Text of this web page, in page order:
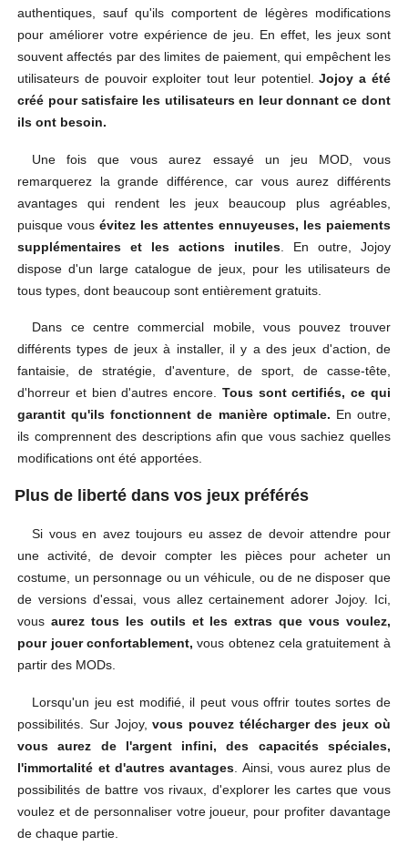
authentiques, sauf qu'ils comportent de légères modifications
pour améliorer votre expérience de jeu. En effet, les jeux sont
souvent affectés par des limites de paiement, qui empêchent les
utilisateurs de pouvoir exploiter tout leur potentiel.Jojoy a été
créé pour satisfaire les utilisateurs en leur donnant ce dont
ils ont besoin.
Une fois que vous aurez essayé un jeu MOD, vous
remarquerez la grande différence, car vous aurez différents
avantages qui rendent les jeux beaucoup plus agréables,
puisque vousévitez les attentes ennuyeuses, les paiements
supplémentaires et les actions inutiles. En outre, Jojoy
dispose d'un large catalogue de jeux, pour les utilisateurs de
tous types, dont beaucoup sont entièrement gratuits.
Dans ce centre commercial mobile, vous pouvez trouver
différents types de jeux à installer, il y a des jeux d'action, de
fantaisie, de stratégie, d'aventure, de sport, de casse-tête,
d'horreur et bien d'autres encore. Tous sont certifiés, ce qui
garantit qu'ils fonctionnent de manière optimale. En outre,
ils comprennent des descriptions afin que vous sachiez quelles
modifications ont été apportées.
Plus de liberté dans vos jeux préférés
Si vous en avez toujours eu assez de devoir attendre pour
une activité, de devoir compter les pièces pour acheter un
costume, un personnage ou un véhicule, ou de ne disposer que
de versions d'essai, vous allez certainement adorer Jojoy. Ici,
vousaurez tous les outils et les extras que vous voulez,
pour jouer confortablement, vous obtenez cela gratuitement à
partir des MODs.
Lorsqu'un jeu est modifié, il peut vous offrir toutes sortes de
possibilités. Sur Jojoy,vous pouvez télécharger des jeux où
vous aurez de l'argent infini, des capacités spéciales,
l'immortalité et d'autres avantages . Ainsi, vous aurez plus de
possibilités de battre vos rivaux, d'explorer les cartes que vous
voulez et de personnaliser votre joueur, pour profiter davantage
de chaque partie.